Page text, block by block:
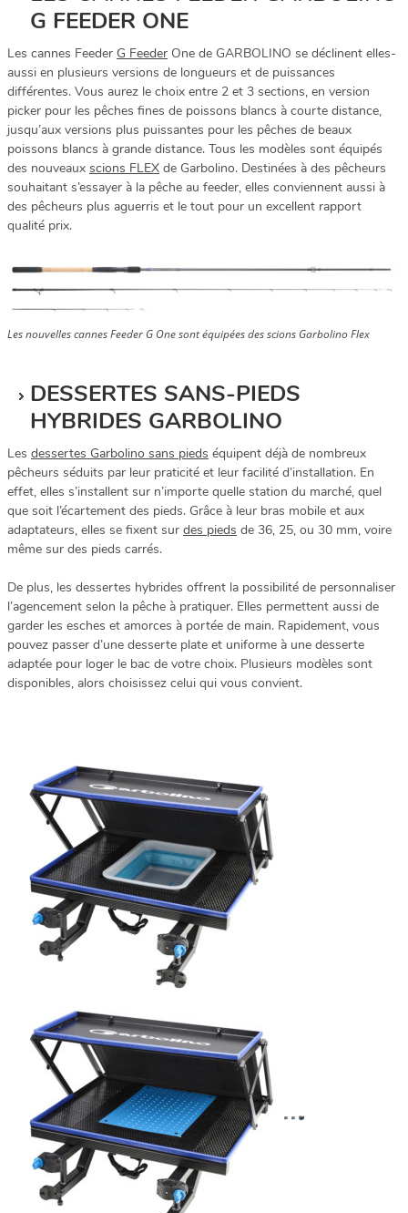
G FEEDER ONE
Les cannes Feeder G Feeder One de GARBOLINO se déclinent elles-
aussi en plusieurs versions de longueurs et de puissances
différentes. Vous aurez le choix entre 2 et 3 sections, en version
picker pour les pêches fines de poissons blancs à courte distance,
jusqu’aux versions plus puissantes pour les pêches de beaux
poissons blancs à grande distance. Tous les modèles sont équipés
des nouveaux scions FLEX de Garbolino. Destinées à des pêcheurs
souhaitant s’essayer à la pêche au feeder, elles conviennent aussi à
des pêcheurs plus aguerris et le tout pour un excellent rapport
qualité prix.
Les nouvelles cannes Feeder G One sont équipées des scions Garbolino Flex
DESSERTES SANS-PIEDS
HYBRIDES GARBOLINO
Les dessertes Garbolino sans pieds équipent déjà de nombreux
pêcheurs séduits par leur praticité et leur facilité d’installation. En
effet, elles s’installent sur n’importe quelle station du marché, quel
que soit l’écartement des pieds. Grâce à leur bras mobile et aux
adaptateurs, elles se fixent sur des pieds de 36, 25, ou 30 mm, voire
même sur des pieds carrés.
De plus, les dessertes hybrides offrent la possibilité de personnaliser
l’agencement selon la pêche à pratiquer. Elles permettent aussi de
garder les esches et amorces à portée de main. Rapidement, vous
pouvez passer d’une desserte plate et uniforme à une desserte
adaptée pour loger le bac de votre choix. Plusieurs modèles sont
disponibles, alors choisissez celui qui vous convient.